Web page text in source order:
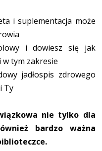
i suplementacja może
i dowiesz się jak
tym zakresie
jadłospis zdrowego
Ty
nie tylko dla
bardzo ważna